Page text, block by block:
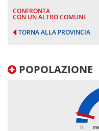
CONFRONTA
CON UN ALTRO COMUNE
TORNA ALLA PROVINCIA
POPOLAZIONE
0